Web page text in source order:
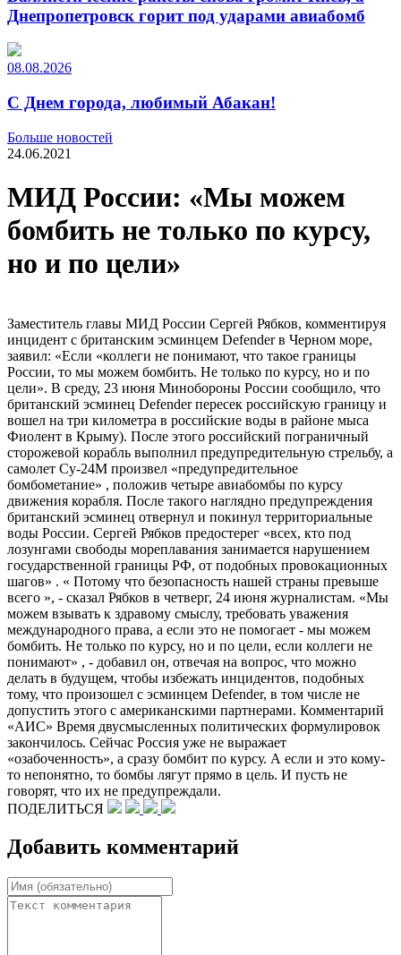
Днепропетровск горит под ударами авиабомб
08.08.2026
С Днем города, любимый Абакан!
Больше новостей
24.06.2021
МИД России: «Мы можем
бомбить не только по курсу,
но и по цели»
Заместитель главы МИД России Сергей Рябков, комментируя
инцидент с британским эсминцем Defender в Черном море,
заявил: «Если «коллеги не понимают, что такое границы
России, то мы можем бомбить. Не только по курсу, но и по
цели». В среду, 23 июня Минобороны России сообщило, что
британский эсминец Defender пересек российскую границу и
вошел на три километра в российские воды в районе мыса
Фиолент в Крыму). После этого российский пограничный
сторожевой корабль выполнил предупредительную стрельбу, а
самолет Су-24М произвел «предупредительное
бомбометание» , положив четыре авиабомбы по курсу
движения корабля. После такого наглядно предупреждения
британский эсминец отвернул и покинул территориальные
воды России. Сергей Рябков предостерег «всех, кто под
лозунгами свободы мореплавания занимается нарушением
государственной границы РФ, от подобных провокационных
шагов» . « Потому что безопасность нашей страны превыше
всего », - сказал Рябков в четверг, 24 июня журналистам. «Мы
можем взывать к здравому смыслу, требовать уважения
международного права, а если это не помогает - мы можем
бомбить. Не только по курсу, но и по цели, если коллеги не
понимают» , - добавил он, отвечая на вопрос, что можно
делать в будущем, чтобы избежать инцидентов, подобных
тому, что произошел с эсминцем Defender, в том числе не
допустить этого с американскими партнерами. Комментарий
«АИС» Время двусмысленных политических формулировок
закончилось. Сейчас Россия уже не выражает
«озабоченность», а сразу бомбит по курсу. А если и это кому-
то непонятно, то бомбы лягут прямо в цель. И пусть не
говорят, что их не предупреждали.
ПОДЕЛИТЬСЯ
Добавить комментарий